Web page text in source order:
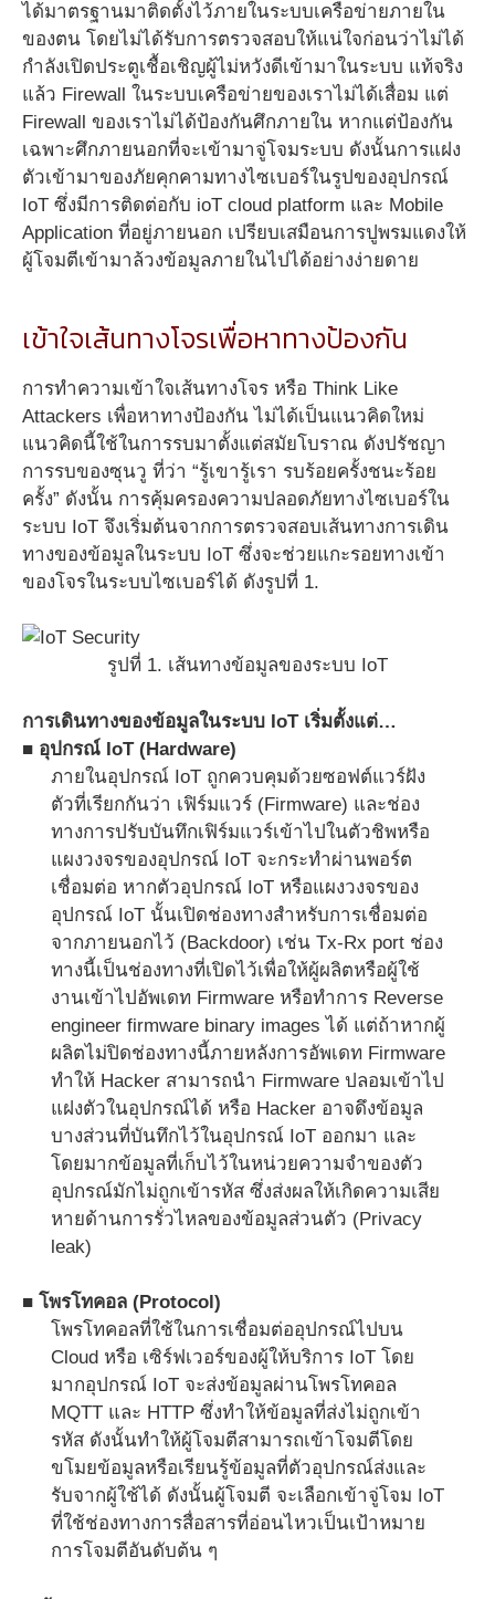
ได้มาตรฐานมาติดตั้งไว้ภายในระบบเครือข่ายภายใน
ของตน โดยไม่ได้รับการตรวจสอบให้แน่ใจก่อนว่าไม่ได้
กำลังเปิดประตูเชื้อเชิญผู้ไม่หวังดีเข้ามาในระบบ แท้จริง
แล้ว Firewall ในระบบเครือข่ายของเราไม่ได้เสื่อม แต่
Firewall ของเราไม่ได้ป้องกันศึกภายใน หากแต่ป้องกัน
เฉพาะศึกภายนอกที่จะเข้ามาจู่โจมระบบ ดังนั้นการแฝง
ตัวเข้ามาของภัยคุกคามทางไซเบอร์ในรูปของอุปกรณ์
IoT ซึ่งมีการติดต่อกับ ioT cloud platform และ Mobile
Application ที่อยู่ภายนอก เปรียบเสมือนการปูพรมแดงให้
ผู้โจมตีเข้ามาล้วงข้อมูลภายในไปได้อย่างง่ายดาย
เข้าใจเส้นทางโจรเพื่อหาทางป้องกัน
การทำความเข้าใจเส้นทางโจร หรือ Think Like
Attackers เพื่อหาทางป้องกัน ไม่ได้เป็นแนวคิดใหม่
แนวคิดนี้ใช้ในการรบมาตั้งแต่สมัยโบราณ ดังปรัชญา
การรบของซุนวู ที่ว่า “รู้เขารู้เรา รบร้อยครั้งชนะร้อย
ครั้ง” ดังนั้น การคุ้มครองความปลอดภัยทางไซเบอร์ใน
ระบบ IoT จึงเริ่มต้นจากการตรวจสอบเส้นทางการเดิน
ทางของข้อมูลในระบบ IoT ซึ่งจะช่วยแกะรอยทางเข้า
ของโจรในระบบไซเบอร์ได้ ดังรูปที่ 1.
รูปที่ 1. เส้นทางข้อมูลของระบบ IoT
การเดินทางของข้อมูลในระบบ IoT เริ่มตั้งแต่…
■ อุปกรณ์ IoT (Hardware)
ภายในอุปกรณ์ IoT ถูกควบคุมด้วยซอฟต์แวร์ฝัง
ตัวที่เรียกกันว่า เฟิร์มแวร์ (Firmware) และช่อง
ทางการปรับบันทึกเฟิร์มแวร์เข้าไปในตัวชิพหรือ
แผงวงจรของอุปกรณ์ IoT จะกระทำผ่านพอร์ต
เชื่อมต่อ หากตัวอุปกรณ์ IoT หรือแผงวงจรของ
อุปกรณ์ IoT นั้นเปิดช่องทางสำหรับการเชื่อมต่อ
จากภายนอกไว้ (Backdoor) เช่น Tx-Rx port ช่อง
ทางนี้เป็นช่องทางที่เปิดไว้เพื่อให้ผู้ผลิตหรือผู้ใช้
งานเข้าไปอัพเดท Firmware หรือทำการ Reverse
engineer firmware binary images ได้ แต่ถ้าหากผู้
ผลิตไม่ปิดช่องทางนี้ภายหลังการอัพเดท Firmware
ทำให้ Hacker สามารถนำ Firmware ปลอมเข้าไป
แฝงตัวในอุปกรณ์ได้ หรือ Hacker อาจดึงข้อมูล
บางส่วนที่บันทึกไว้ในอุปกรณ์ IoT ออกมา และ
โดยมากข้อมูลที่เก็บไว้ในหน่วยความจำของตัว
อุปกรณ์มักไม่ถูกเข้ารหัส ซึ่งส่งผลให้เกิดความเสีย
หายด้านการรั่วไหลของข้อมูลส่วนตัว (Privacy
leak)
■ โพรโทคอล (Protocol)
โพรโทคอลที่ใช้ในการเชื่อมต่ออุปกรณ์ไปบน
Cloud หรือ เซิร์ฟเวอร์ของผู้ให้บริการ IoT โดย
มากอุปกรณ์ IoT จะส่งข้อมูลผ่านโพรโทคอล
MQTT และ HTTP ซึ่งทำให้ข้อมูลที่ส่งไม่ถูกเข้า
รหัส ดังนั้นทำให้ผู้โจมตีสามารถเข้าโจมตีโดย
ขโมยข้อมูลหรือเรียนรู้ข้อมูลที่ตัวอุปกรณ์ส่งและ
รับจากผู้ใช้ได้ ดังนั้นผู้โจมตี จะเลือกเข้าจู่โจม IoT
ที่ใช้ช่องทางการสื่อสารที่อ่อนไหวเป็นเป้าหมาย
การโจมตีอันดับต้น ๆ